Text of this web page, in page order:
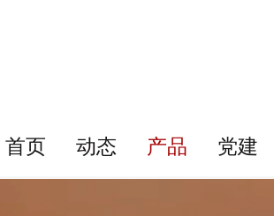
首页 动态 产品 党建